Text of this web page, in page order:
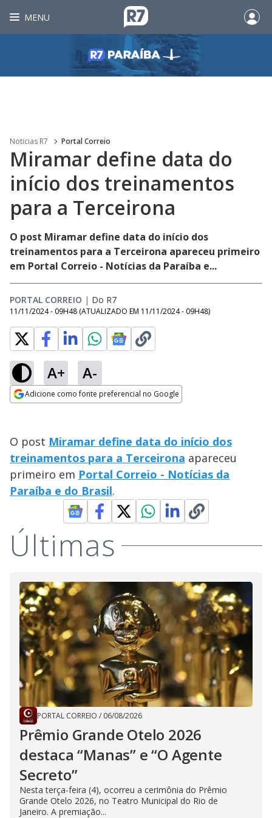
MENU
Noticias R7 Portal Correio
Miramar define data do
início dos treinamentos
para a Terceirona
O post Miramar define data do início dos
treinamentos para a Terceirona apareceu primeiro
em Portal Correio - Notícias da Paraíba e...
PORTAL CORREIO | Do R7
11/11/2024 - 09H48 (ATUALIZADO EM 11/11/2024 - 09H48)
A+ A-
Adicione como fonte preferencial no Google
O post Miramar define data do início dos
treinamentos para a Terceirona apareceu
primeiro em Portal Correio - Notícias da
Paraíba e do Brasil.
Últimas
PORTAL CORREIO / 06/08/2026
Prêmio Grande Otelo 2026
destaca “Manas” e “O Agente
Secreto”
Nesta terça-feira (4), ocorreu a cerimônia do Prêmio
Grande Otelo 2026, no Teatro Municipal do Rio de
Janeiro. A premiação...